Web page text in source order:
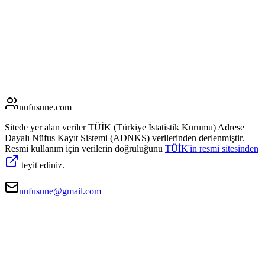
nufusune.com
Sitede yer alan veriler TÜİK (Türkiye İstatistik Kurumu) Adrese
Dayalı Nüfus Kayıt Sistemi (ADNKS) verilerinden derlenmiştir.
Resmi kullanım için verilerin doğruluğunu TÜİK'in resmi sitesinden
teyit ediniz.
nufusune@gmail.com